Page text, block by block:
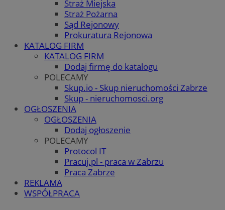
Straż Miejska
Straż Pożarna
Sąd Rejonowy
Prokuratura Rejonowa
KATALOG FIRM
KATALOG FIRM
Dodaj firmę do katalogu
POLECAMY
Skup.io - Skup nieruchomości Zabrze
Skup - nieruchomosci.org
OGŁOSZENIA
OGŁOSZENIA
Dodaj ogłoszenie
POLECAMY
Protocol IT
Pracuj.pl - praca w Zabrzu
Praca Zabrze
REKLAMA
WSPÓŁPRACA